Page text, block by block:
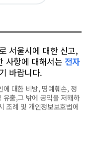
서울시에 대한 신고,
사항에 대해서는 전자
바랍니다.
대한 비방, 명예훼손, 정
출,그 밖에 공익을 저해하
조례 및 개인정보보호법에